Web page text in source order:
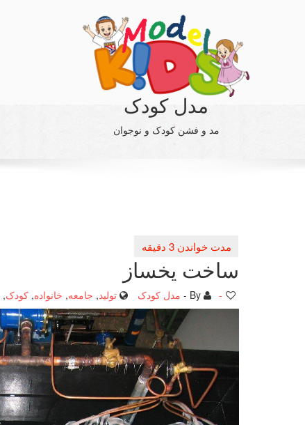
مدل کودک
مد و فشن کودک و نوجوان
ساخت یخساز
مدل کودک تولید, جامعه, خانواده, کودک, -